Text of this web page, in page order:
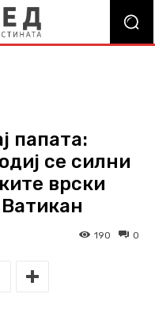
папата:
се силни
врски
0
190